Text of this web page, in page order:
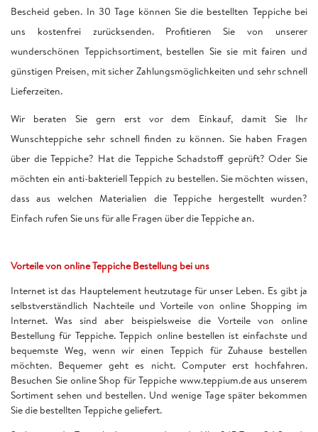
Bescheid geben. In 30 Tage können Sie die bestellten Teppiche bei
uns kostenfrei zurücksenden. Profitieren Sie von unserer
wunderschönen Teppichsortiment, bestellen Sie sie mit fairen und
günstigen Preisen, mit sicher Zahlungsmöglichkeiten und sehr schnell
Lieferzeiten.
Wir beraten Sie gern erst vor dem Einkauf, damit Sie Ihr
Wunschteppiche sehr schnell finden zu können. Sie haben Fragen
über die Teppiche? Hat die Teppiche Schadstoff geprüft? Oder Sie
möchten ein anti-bakteriell Teppich zu bestellen. Sie möchten wissen,
dass aus welchen Materialien die Teppiche hergestellt wurden?
Einfach rufen Sie uns für alle Fragen über die Teppiche an.
Vorteile von online Teppiche Bestellung bei uns
Internet ist das Hauptelement heutzutage für unser Leben. Es gibt ja
selbstverständlich Nachteile und Vorteile von online Shopping im
Internet. Was sind aber beispielsweise die Vorteile von online
Bestellung für Teppiche. Teppich online bestellen ist einfachste und
bequemste Weg, wenn wir einen Teppich für Zuhause bestellen
möchten. Bequemer geht es nicht. Computer erst hochfahren.
Besuchen Sie online Shop für Teppiche www.teppium.de aus unserem
Sortiment sehen und bestellen. Und wenige Tage später bekommen
Sie die bestellten Teppiche geliefert.